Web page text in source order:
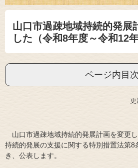
山口市過疎地域持続的発展
した（令和8年度～令和12年
ページ内目次
更
山口市過疎地域持続的発展計画を変更
持続的発展の支援に関する特別措置法第8
き、公表します。